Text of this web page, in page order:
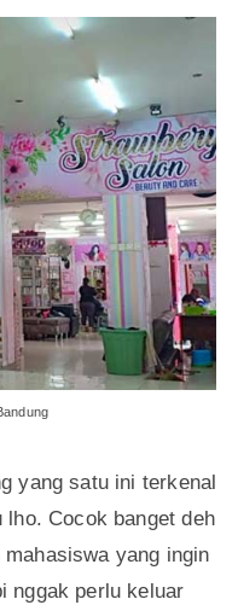
yang satu ini terkenal
Cocok banget deh
yang ingin
nggak perlu keluar